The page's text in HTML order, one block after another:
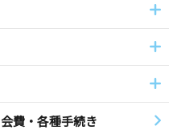
会費・各種手続き